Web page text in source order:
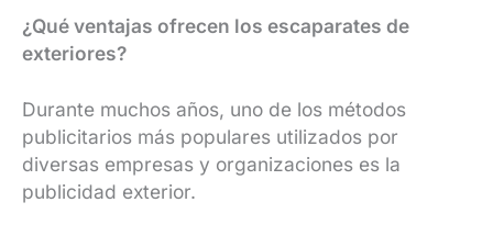
¿Qué ventajas ofrecen los escaparates de
exteriores?
Durante muchos años, uno de los métodos
publicitarios más populares utilizados por
diversas empresas y organizaciones es la
publicidad exterior.